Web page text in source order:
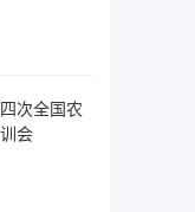
次全国农
会